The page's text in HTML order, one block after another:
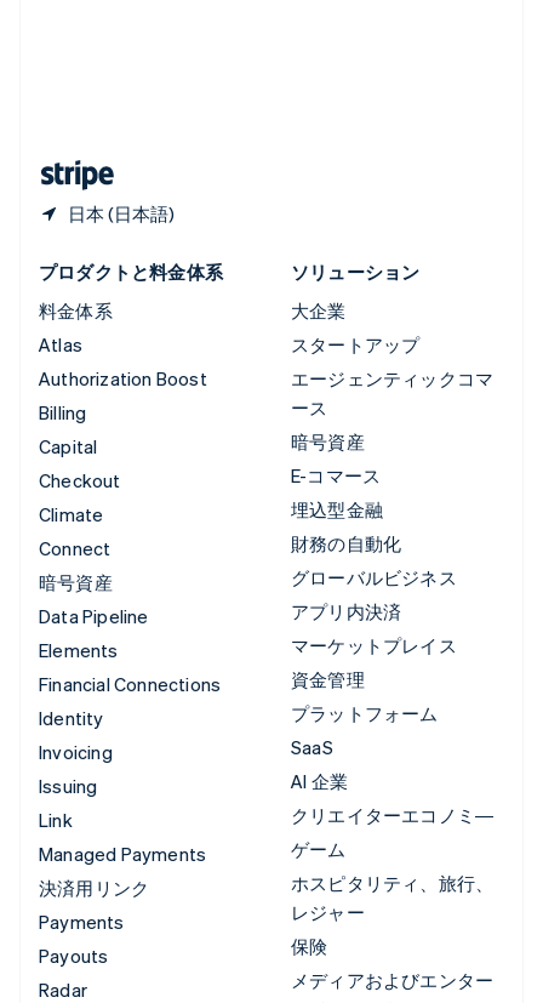
日本 (日本語)
プロダクトと料金体系
料金体系
Atlas
Authorization Boost
Billing
Capital
Checkout
Climate
Connect
暗号資産
Data Pipeline
Elements
Financial Connections
Identity
Invoicing
Issuing
Link
Managed Payments
決済用リンク
Payments
Payouts
Radar
ソリューション
大企業
スタートアップ
エージェンティックコマ
ース
暗号資産
E-コマース
埋込型金融
財務の自動化
グローバルビジネス
アプリ内決済
マーケットプレイス
資金管理
プラットフォーム
SaaS
AI 企業
クリエイターエコノミ―
ゲーム
ホスピタリティ、旅行、
レジャー
保険
メディアおよびエンター